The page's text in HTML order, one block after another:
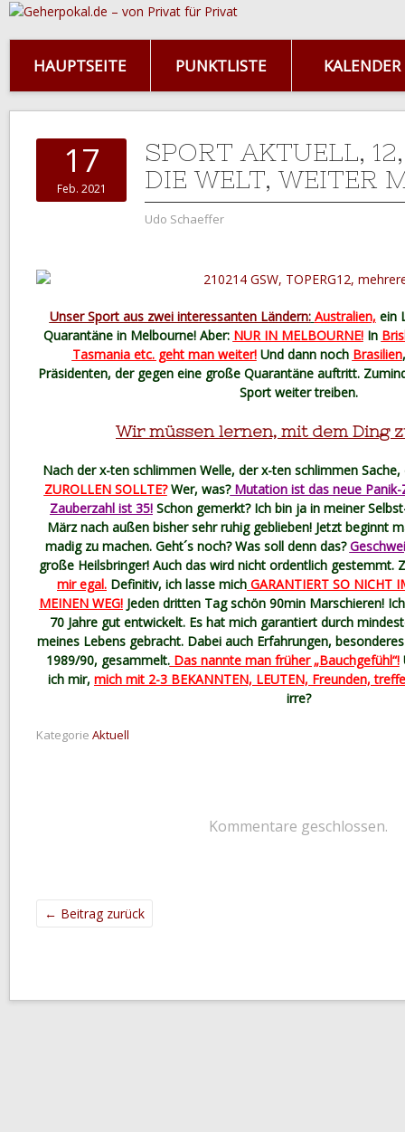
HAUPTSEITE PUNKTLISTE KALENDER
17
Feb. 2021
SPORT AKTUELL,
DIE WELT, WEITER
Udo Schaeffer
Unser Sport aus zwei interessanten Ländern: Australien, ein
Quarantäne in Melbourne! Aber: NUR IN MELBOURNE!In
Tasmania etc. geht man weiter!Und dann noch Brasilien
Präsidenten, der gegen eine große Quarantäne auftritt.
Sport weiter treiben.
Wir müssen lernen, mit dem Ding
Nach der x-ten schlimmen Welle, der x-ten schlimmen
ZUROLLEN SOLLTE?Wer, was?Mutation ist das neue Panik-
Zauberzahl ist 35! Schon gemerkt? Ich bin ja in meiner
März nach außen bisher sehr ruhig geblieben! Jetzt beginnt
madig zu machen. Geht´s noch? Was soll denn das?
große Heilsbringer! Auch das wird nicht ordentlich gestemmt.
mir egal. Definitiv, ich lasse mich GARANTIERT SO NICHT
MEINEN WEG! Jeden dritten Tag schön 90min Marschieren!
70 Jahre gut entwickelt. Es hat mich garantiert durch
meines Lebens gebracht. Dabei auch Erfahrungen,
1989/90, gesammelt.Das nannte man früher „Bauchgefühl“!
ich mir, mich mit 2-3 BEKANNTEN, LEUTEN, Freunden,
irre?
Kategorie Aktuell
Kommentare geschlossen.
← Beitrag zurück